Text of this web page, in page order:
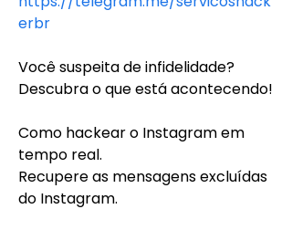
erbr
Você suspeita de infidelidade?
Descubra o que está acontecendo!
Como hackear o Instagram em
tempo real.
Recupere as mensagens excluídas
do Instagram.